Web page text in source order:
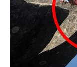
Lavovima dolazi
Danas biste mogli
vrijeme posmatra